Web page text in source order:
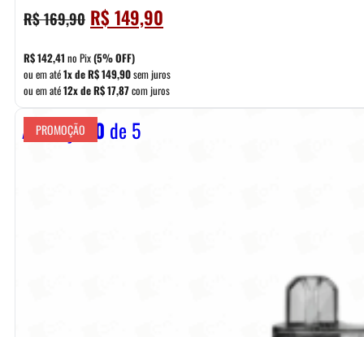
R$169,90 O
preço
original
era:
R$ 169,90.
R$149,90
preço
é:
R$ 149,90.
R$142,41 no Pix(5% OFF)
ou em até1x deR$149,90sem juros
ou em até12x deR$17,87com juros
Avaliação 0 de 5
PROMOÇÃO